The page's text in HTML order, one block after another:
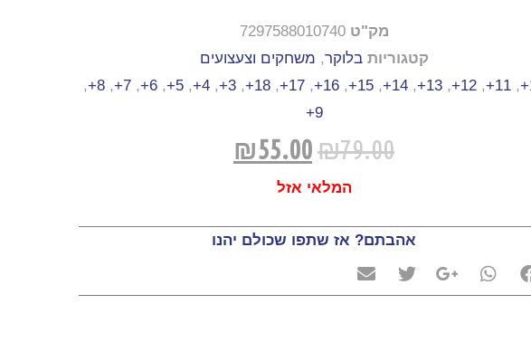
מק"ט 7297588010740
קטגוריות בלוקר, משחקים וצעצועים
,
11+
,
12+
,
13+
,
14+
,
15+
,
16+
,
17+
,
18+
,
3+
,
4+
,
5+
,
6+
,
7+
,
8+
,
9+
₪79.00
₪55.00
המלאי אזל
אהבתם? אז שתפו שכולם יהנו